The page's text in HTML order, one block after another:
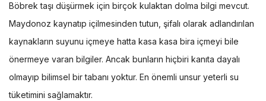
Böbrek taşı düşürmek için birçok kulaktan dolma bilgi mevcut.
Maydonoz kaynatıp içilmesinden tutun, şifalı olarak adlandırılan
kaynakların suyunu içmeye hatta kasa kasa bira içmeyi bile
önermeye varan bilgiler. Ancak bunların hiçbiri kanıta dayalı
olmayıp bilimsel bir tabanı yoktur. En önemli unsur yeterli su
tüketimini sağlamaktır.